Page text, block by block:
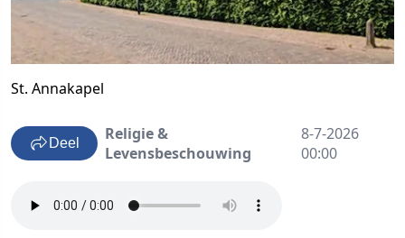
St. Annakapel
Deel
Religie &
Levensbeschouwing
8-7-2026
00:00